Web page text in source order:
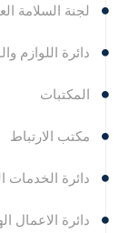
لجنة السلامة
دائرة اللوازم
المكتبات
مكتب الارتباط
دائرة الخدمات
دائرة الاعمال